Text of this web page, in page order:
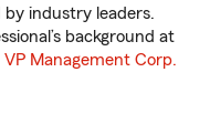
industry leaders.
background at
Management Corp.